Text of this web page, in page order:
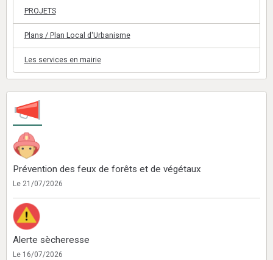
PROJETS
Plans / Plan Local d'Urbanisme
Les services en mairie
Prévention des feux de forêts et de végétaux
Le 21/07/2026
Alerte sècheresse
Le 16/07/2026